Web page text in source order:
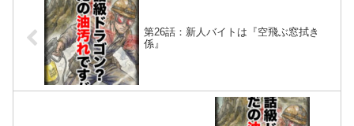
第26話：新人バイトは『空飛ぶ窓拭き
係』